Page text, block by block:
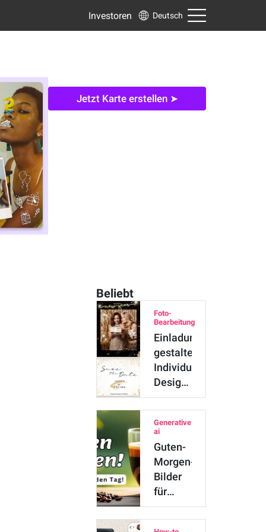
Investoren Deutsch
Jetzt Karte erstellen ➤
Beliebt
Foto-
Bearbeitung
Einladungskarten
gestalten:
Individuelle
Designs
für
jeden
A…
Generative
ai
Guten-
Morgen-
Bilder
für
WhatsApp
erstellen